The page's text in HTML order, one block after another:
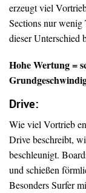
erzeugt viel
Sections nur wenig
dieser Unterschied
Hohe Wertung =
Drive:
Wie viel Vortrieb
Drive beschreibt,
beschleunigt.
und schießen
Besonders Surfer